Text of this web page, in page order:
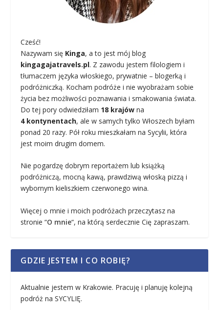
Cześć!
Nazywam się Kinga, a to jest mój blog
kingagajatravels.pl. Z zawodu jestem filologiem i
tłumaczem języka włoskiego, prywatnie – blogerką i
podróżniczką. Kocham podróże i nie wyobrażam sobie
życia bez możliwości poznawania i smakowania świata.
Do tej pory odwiedziłam 18 krajów na
4 kontynentach, ale w samych tylko Włoszech byłam
ponad 20 razy. Pół roku mieszkałam na Sycylii, która
jest moim drugim domem.
Nie pogardzę dobrym reportażem lub książką
podróżniczą, mocną kawą, prawdziwą włoską pizzą i
wybornym kieliszkiem czerwonego wina.
Więcej o mnie i moich podróżach przeczytasz na
stronie “O mnie“, na którą serdecznie Cię zapraszam.
GDZIE JESTEM I CO ROBIĘ?
Aktualnie jestem w Krakowie. Pracuję i planuję kolejną
podróż na SYCYLIĘ.